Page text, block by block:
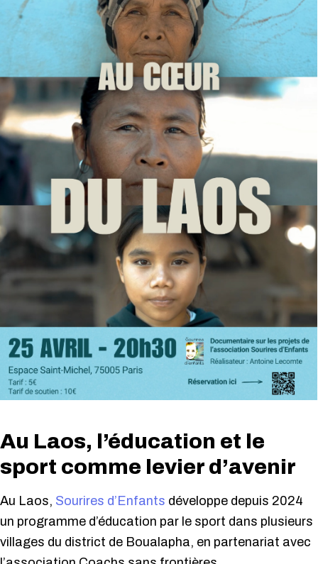
Au Laos, l’éducation et le
sport comme levier d’avenir
Au Laos, Sourires d’Enfants développe depuis 2024
un programme d’éducation par le sport dans plusieurs
villages du district de Boualapha, en partenariat avec